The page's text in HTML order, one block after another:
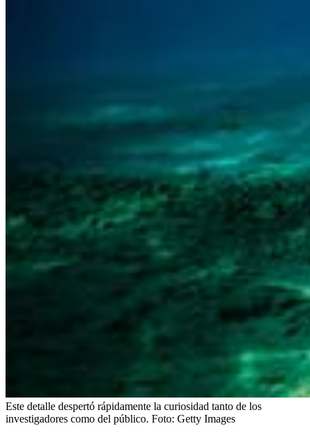
Este detalle despertó rápidamente la curiosidad tanto de los
investigadores como del público. Foto: Getty Images